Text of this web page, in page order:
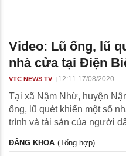
Video: Lũ ống, lũ
nhà cửa tại Điện
VTC NEWS TV 12:11 17/08/2020
Tại xã Nậm Nhừ, huyện
ống, lũ quét khiến một số
trình và tài sản của người
ĐĂNG KHOA (Tổng hợp)